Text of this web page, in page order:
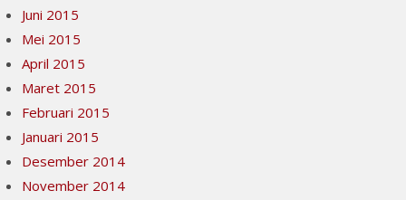
Juni 2015
Mei 2015
April 2015
Maret 2015
Februari 2015
Januari 2015
Desember 2014
November 2014